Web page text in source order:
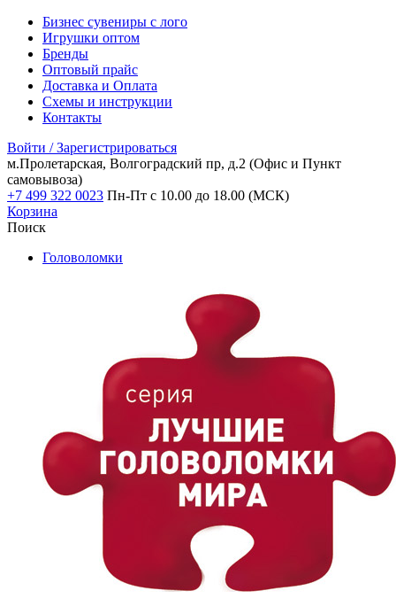
Бизнес сувениры с лого
Игрушки оптом
Бренды
Оптовый прайс
Доставка и Оплата
Схемы и инструкции
Контакты
Войти / Зарегистрироваться
м.Пролетарская, Волгоградский пр, д.2 (Офис и Пункт
самовывоза)
+7 499 322 0023 Пн-Пт с 10.00 до 18.00 (МСК)
Корзина
Поиск
Головоломки